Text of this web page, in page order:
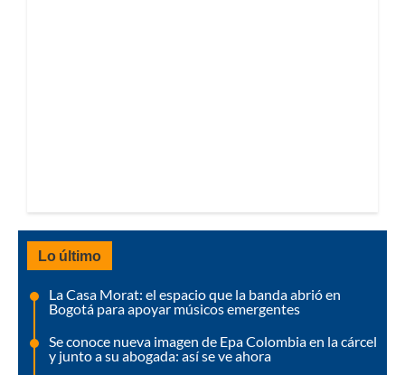
Lo último
La Casa Morat: el espacio que la banda abrió en
Bogotá para apoyar músicos emergentes
Se conoce nueva imagen de Epa Colombia en la cárcel
y junto a su abogada: así se ve ahora